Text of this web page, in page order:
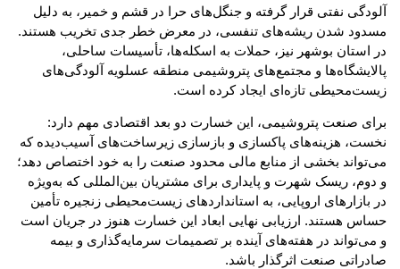
آلودگی نفتی قرار گرفته و جنگل‌های حرا در قشم و خمیر، به دلیل
مسدود شدن ریشه‌های تنفسی، در معرض خطر جدی تخریب هستند.
در استان بوشهر نیز، حملات به اسکله‌ها، تأسیسات ساحلی،
پالایشگاه‌ها و مجتمع‌های پتروشیمی منطقه عسلویه آلودگی‌های
زیست‌محیطی تازه‌ای ایجاد کرده است.
برای صنعت پتروشیمی، این خسارت دو بعد اقتصادی مهم دارد:
نخست، هزینه‌های پاکسازی و بازسازی زیرساخت‌های آسیب‌دیده که
می‌تواند بخشی از منابع مالی محدود صنعت را به خود اختصاص دهد؛
و دوم، ریسک شهرت و پایداری برای مشتریان بین‌المللی که به‌ویژه
در بازارهای اروپایی، به استانداردهای زیست‌محیطی زنجیره تأمین
حساس هستند. ارزیابی نهایی ابعاد این خسارت هنوز در جریان است
و می‌تواند در هفته‌های آینده بر تصمیمات سرمایه‌گذاری و بیمه
صادراتی صنعت اثرگذار باشد.